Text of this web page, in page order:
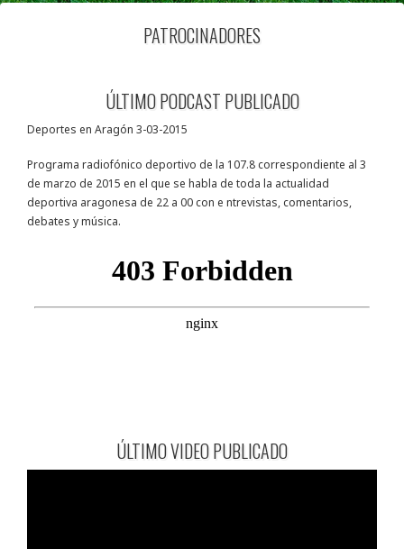
PATROCINADORES
ÚLTIMO PODCAST PUBLICADO
Deportes en Aragón 3-03-2015
Programa radiofónico deportivo de la 107.8 correspondiente al 3
de marzo de 2015 en el que se habla de toda la actualidad
deportiva aragonesa de 22 a 00 con e ntrevistas, comentarios,
debates y música.
ÚLTIMO VIDEO PUBLICADO